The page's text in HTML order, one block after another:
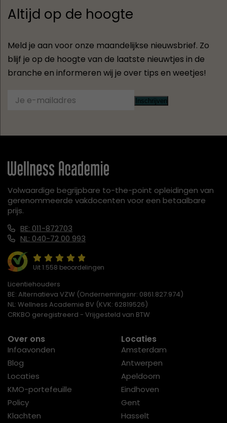
Altijd op de hoogte
Meld je aan voor onze maandelijkse nieuwsbrief. Zo
blijf je op de hoogte van de laatste nieuwtjes in de
branche en informeren wij je over tips en weetjes!
Inschrijven
Volwaardige begrijpbare to-the-point opleidingen van
gerenommeerde vakdocenten voor een betaalbare
prijs.
BE: 011-872703
NL: 040-72 00 993
Uit 1.558 beoordelingen
Licentiehouders
BE: Alternatieva VZW (Ondernemingsnr: 0861.827.974)
NL: Wellness Academie BV (KVK: 62819526)
CRKBO geregistreerd - Vrijgesteld van BTW
Over ons
Infoavonden
Blog
Locaties
KMO-portefeuille
Policy
Klachten
Locaties
Amsterdam
Antwerpen
Apeldoorn
Eindhoven
Gent
Hasselt